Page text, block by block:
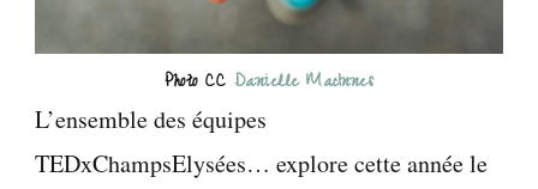
Photo CC Danielle MacInnes
L’ensemble des équipes
TEDxChampsElysées… explore cette année le